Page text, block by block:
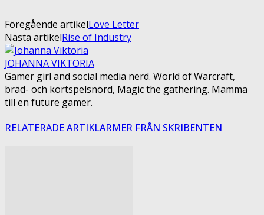
Föregående artikelLove Letter
Nästa artikelRise of Industry
JOHANNA VIKTORIA
Gamer girl and social media nerd. World of Warcraft,
bräd- och kortspelsnörd, Magic the gathering. Mamma
till en future gamer.
RELATERADE ARTIKLARMER FRÅN SKRIBENTEN